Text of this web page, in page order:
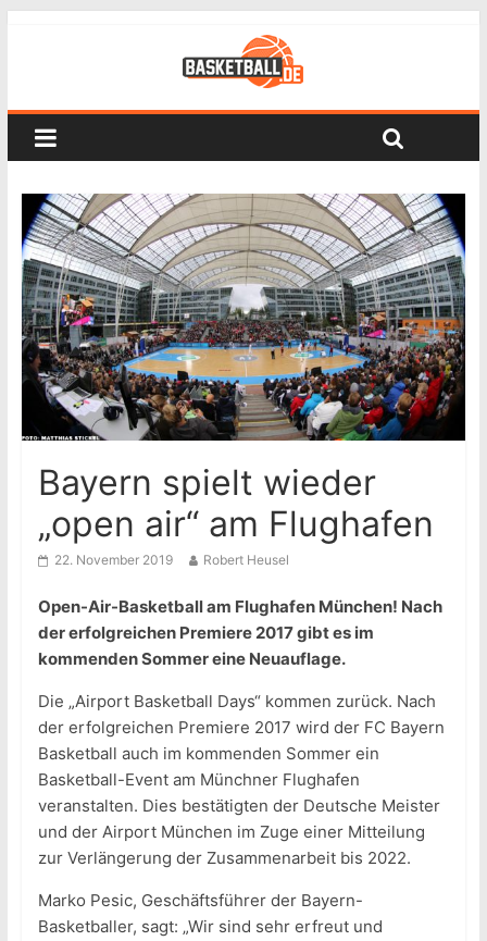
Bayern spielt wieder
„open air“ am Flughafen
22. November 2019 Robert Heusel
Open-Air-Basketball am Flughafen München! Nach
der erfolgreichen Premiere 2017 gibt es im
kommenden Sommer eine Neuauflage.
Die „Airport Basketball Days“ kommen zurück. Nach
der erfolgreichen Premiere 2017 wird der FC Bayern
Basketball auch im kommenden Sommer ein
Basketball-Event am Münchner Flughafen
veranstalten. Dies bestätigten der Deutsche Meister
und der Airport München im Zuge einer Mitteilung
zur Verlängerung der Zusammenarbeit bis 2022.
Marko Pesic, Geschäftsführer der Bayern-
Basketballer, sagt: „Wir sind sehr erfreut und